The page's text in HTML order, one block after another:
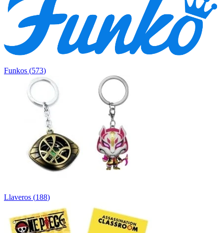
Funkos (573)
Llaveros (188)